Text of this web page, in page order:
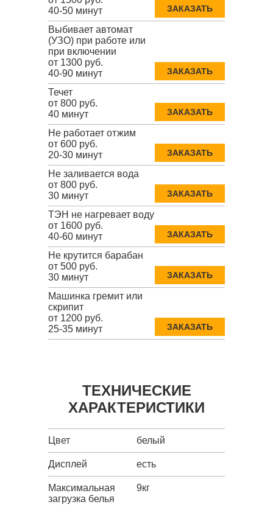
40-50 минут
ЗАКАЗАТЬ
Выбивает автомат
(УЗО) при работе или
при включении
от 1300 руб.
40-90 минут
ЗАКАЗАТЬ
Течет
от 800 руб.
40 минут
ЗАКАЗАТЬ
Не работает отжим
от 600 руб.
20-30 минут
ЗАКАЗАТЬ
Не заливается вода
от 800 руб.
30 минут
ЗАКАЗАТЬ
ТЭН не нагревает воду
от 1600 руб.
40-60 минут
ЗАКАЗАТЬ
Не крутится барабан
от 500 руб.
30 минут
ЗАКАЗАТЬ
Машинка гремит или
скрипит
от 1200 руб.
25-35 минут
ЗАКАЗАТЬ
ТЕХНИЧЕСКИЕ
ХАРАКТЕРИСТИКИ
Цвет белый
Дисплей есть
Максимальная
загрузка белья
9кг